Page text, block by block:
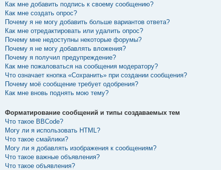
Как мне добавить подпись к своему сообщению?
Как мне создать опрос?
Почему я не могу добавить больше вариантов ответа?
Как мне отредактировать или удалить опрос?
Почему мне недоступны некоторые форумы?
Почему я не могу добавлять вложения?
Почему я получил предупреждение?
Как мне пожаловаться на сообщения модератору?
Что означает кнопка «Сохранить» при создании сообщения?
Почему моё сообщение требует одобрения?
Как мне вновь поднять мою тему?
Форматирование сообщений и типы создаваемых тем
Что такое BBCode?
Могу ли я использовать HTML?
Что такое смайлики?
Могу ли я добавлять изображения к сообщениям?
Что такое важные объявления?
Что такое объявления?